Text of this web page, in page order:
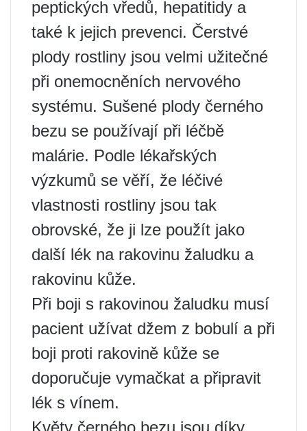
peptických vředů, hepatitidy a
také k jejich prevenci. Čerstvé
plody rostliny jsou velmi užitečné
při onemocněních nervového
systému. Sušené plody černého
bezu se používají při léčbě
malárie. Podle lékařských
výzkumů se věří, že léčivé
vlastnosti rostliny jsou tak
obrovské, že ji lze použít jako
další lék na rakovinu žaludku a
rakovinu kůže.
Při boji s rakovinou žaludku musí
pacient užívat džem z bobulí a při
boji proti rakovině kůže se
doporučuje vymačkat a připravit
lék s vínem.